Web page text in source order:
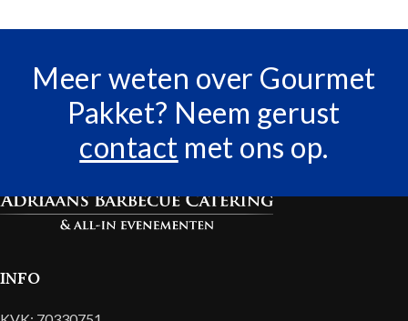
Meer weten over Gourmet
Pakket? Neem gerust
contact met ons op.
INFO